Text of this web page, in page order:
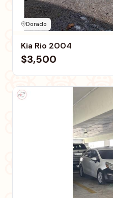
Dorado
Kia Rio 2004
$3,500